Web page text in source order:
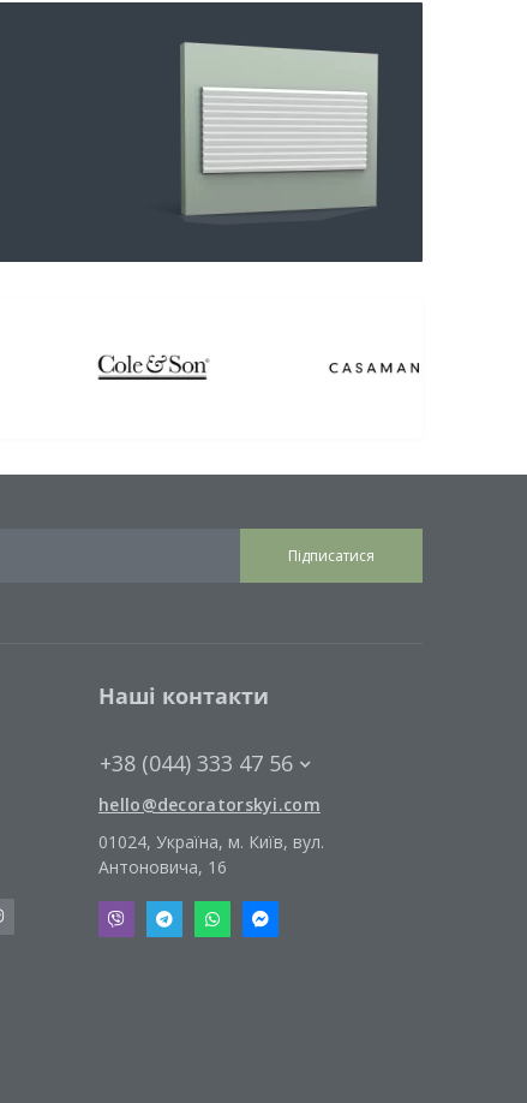
Підписатися
Наші контакти
+38 (044) 333 47 56
hello@decoratorskyi.com
01024, Україна, м. Київ, вул.
Антоновича, 16